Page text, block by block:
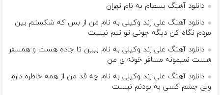
دانلود آهنگ بسطام به نام تهران
دانلود آهنگ علی زند وکیلی به نام من از بس كه شكستم بین
مردم نگاه كن دیگه جونى تو تنم نیست
دانلود آهنگ علی زند وکیلی به نام ببین تا جاده هست و همسفر
هست نمیمونه مسافر خونه ی من
دانلود آهنگ علی زند وکیلی به نام چه قد من از همه خاطره دارم
ولی چشم كسی به بودنم نیست